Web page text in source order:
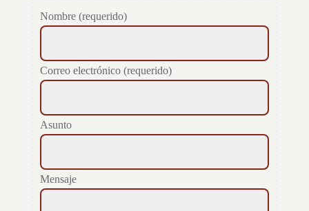
Nombre (requerido)
Correo electrónico (requerido)
Asunto
Mensaje